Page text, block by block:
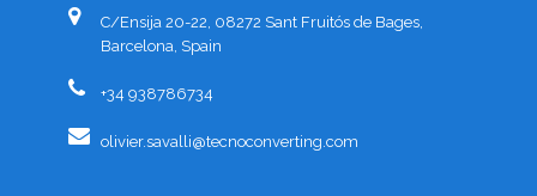
C/Ensija 20-22, 08272 Sant Fruitós de Bages,
Barcelona, Spain
+34 938786734
olivier.savalli@tecnoconverting.com